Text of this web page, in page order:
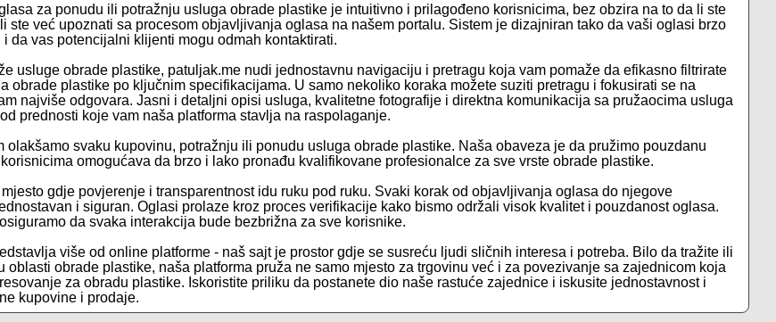
za ponudu ili potražnju usluga obrade plastike je intuitivno i prilagođeno korisnicima, bez obzira na to da li ste
ste već upoznati sa procesom objavljivanja oglasa na našem portalu. Sistem je dizajniran tako da vaši oglasi brzo
i da vas potencijalni klijenti mogu odmah kontaktirati.
usluge obrade plastike, patuljak.me nudi jednostavnu navigaciju i pretragu koja vam pomaže da efikasno filtrirate
obrade plastike po ključnim specifikacijama. U samo nekoliko koraka možete suziti pretragu i fokusirati se na
najviše odgovara. Jasni i detaljni opisi usluga, kvalitetne fotografije i direktna komunikacija sa pružaocima usluga
prednosti koje vam naša platforma stavlja na raspolaganje.
olakšamo svaku kupovinu, potražnju ili ponudu usluga obrade plastike. Naša obaveza je da pružimo pouzdanu
omogućava da brzo i lako pronađu kvalifikovane profesionalce za sve vrste obrade plastike.
gdje povjerenje i transparentnost idu ruku pod ruku. Svaki korak od objavljivanja oglasa do njegove
i siguran. Oglasi prolaze kroz proces verifikacije kako bismo održali visok kvalitet i pouzdanost oglasa.
da svaka interakcija bude bezbrižna za sve korisnike.
više od online platforme - naš sajt je prostor gdje se susreću ljudi sličnih interesa i potreba. Bilo da tražite ili
oblasti obrade plastike, naša platforma pruža ne samo mjesto za trgovinu već i za povezivanje sa zajednicom koja
za obradu plastike. Iskoristite priliku da postanete dio naše rastuće zajednice i iskusite jednostavnost i
kupovine i prodaje.